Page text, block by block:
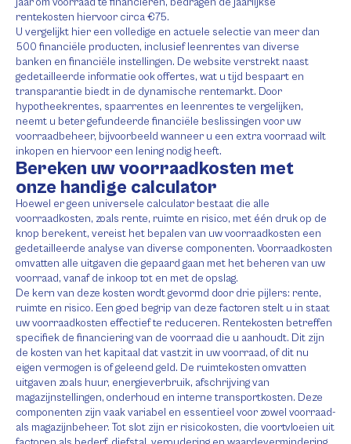
rentekosten hiervoor circa €75.
U vergelijkt hier een volledige en actuele selectie van meer dan
500 financiële producten, inclusief leenrentes van diverse
banken en financiële instellingen. De website verstrekt naast
gedetailleerde informatie ook offertes, wat u tijd bespaart en
transparantie biedt in de dynamische rentemarkt. Door
hypotheekrentes, spaarrentes en leenrentes te vergelijken,
neemt u beter gefundeerde financiële beslissingen voor uw
voorraadbeheer, bijvoorbeeld wanneer u een extra voorraad wilt
inkopen en hiervoor een lening nodig heeft.
Bereken uw voorraadkosten met
onze handige calculator
Hoewel er geen universele calculator bestaat die alle
voorraadkosten, zoals rente, ruimte en risico, met één druk op de
knop berekent, vereist het bepalen van uw voorraadkosten een
gedetailleerde analyse van diverse componenten. Voorraadkosten
omvatten alle uitgaven die gepaard gaan met het beheren van uw
voorraad, vanaf de inkoop tot en met de opslag.
De kern van deze kosten wordt gevormd door drie pijlers: rente,
ruimte en risico. Een goed begrip van deze factoren stelt u in staat
uw voorraadkosten effectief te reduceren. Rentekosten betreffen
specifiek de financiering van de voorraad die u aanhoudt. Dit zijn
de kosten van het kapitaal dat vastzit in uw voorraad, of dit nu
eigen vermogen is of geleend geld. De ruimtekosten omvatten
uitgaven zoals huur, energieverbruik, afschrijving van
magazijnstellingen, onderhoud en interne transportkosten. Deze
componenten zijn vaak variabel en essentieel voor zowel voorraad-
als magazijnbeheer. Tot slot zijn er risicokosten, die voortvloeien uit